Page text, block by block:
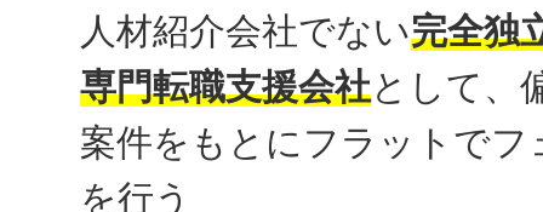
人材紹介会社でない完全独
専門転職支援会社として、
案件をもとにフラットでフ
を行う